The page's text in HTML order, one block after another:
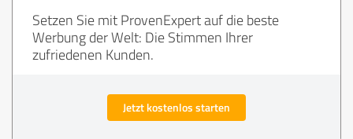
Setzen Sie mit ProvenExpert auf die beste
Werbung der Welt: Die Stimmen Ihrer
zufriedenen Kunden.
Jetzt kostenlos starten